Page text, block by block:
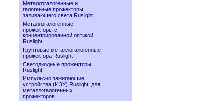
Металлогалогенные и
галогенные прожекторы
заливающего света Ruslight
Металлогалогенные
прожекторы с
концентрированной оптикой
Ruslight
Грунтовые металлогалогенные
прожектора Ruslight
Светодиодные прожекторы
Ruslight
Импульсно зажигающие
устройства (ИЗУ) Ruslight, для
металлогалогенных
прожекторов